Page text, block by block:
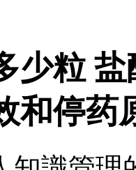
少粒
和停药